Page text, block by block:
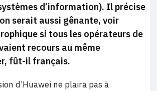
d’information). Il précise
serait aussi gênante, voir
si tous les opérateurs de
recours au même
fût-il français.
d’Huawei ne plaira pas à